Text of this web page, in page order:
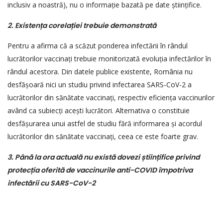
inclusiv a noastră), nu o informație bazată pe date științifice.
2. Existența corelației trebuie demonstrată
Pentru a afirma că a scăzut ponderea infectării în rândul
lucrătorilor vaccinați trebuie monitorizată evoluția infectărilor în
rândul acestora. Din datele publice existente, România nu
desfășoară nici un studiu privind infectarea SARS-CoV-2 a
lucrătorilor din sănătate vaccinați, respectiv eficiența vaccinurilor
având ca subiecți acești lucrători. Alternativa o constituie
desfășurarea unui astfel de studiu fără informarea și acordul
lucrătorilor din sănătate vaccinați, ceea ce este foarte grav.
3. Până la ora actuală nu există doveziștiințifice privind
protecția oferită de vaccinurile anti-COVID împotriva
infectării cu SARS-CoV-2